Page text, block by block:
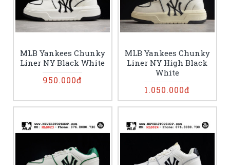
MLB Yankees Chunky
Liner NY Black White
950.000đ
MLB Yankees Chunky
Liner NY High Black
White
1.050.000đ